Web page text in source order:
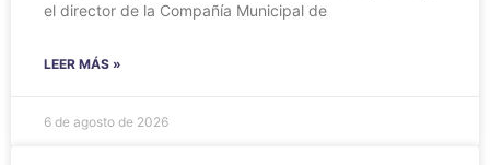
el director de la Compañía Municipal de
LEER MÁS »
6 de agosto de 2026